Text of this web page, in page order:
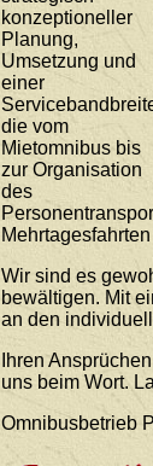
konzeptioneller
Planung,
Umsetzung und
einer
die vom
Mietomnibus bis
zur Organisation
des
Wir sind es
bewältigen. Mit
an den
Ihren
uns beim Wort.
Omnibusbetrieb